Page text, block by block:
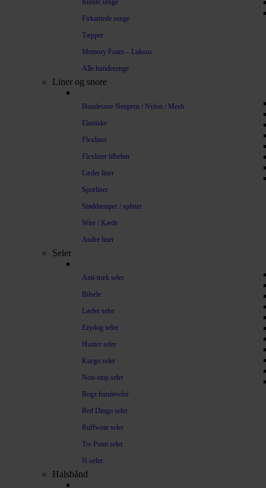
Runde senge
Firkantede senge
Tæpper
Memory Foam – Luksus
Alle hundesenge
Liner og snore
Hundesnor Neopren / Nylon / Mesh
Elastiske
Flexliner
Flexliner tilbehør
Læder liner
Sporliner
Støddæmper / splitter
Wire / Kæde
Andre liner
Seler
Anti-træk seler
Bilsele
Læder seler
Ezydog seler
Hunter seler
Kurgo seler
Non-stop seler
Rogz hundeseler
Red Dingo seler
Ruffwear seler
Tre Ponti seler
H-seler
Halsbånd